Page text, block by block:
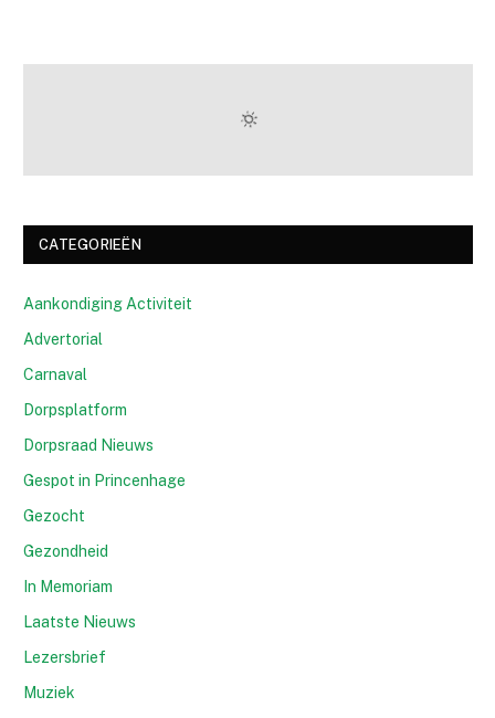
CATEGORIEËN
Aankondiging Activiteit
Advertorial
Carnaval
Dorpsplatform
Dorpsraad Nieuws
Gespot in Princenhage
Gezocht
Gezondheid
In Memoriam
Laatste Nieuws
Lezersbrief
Muziek